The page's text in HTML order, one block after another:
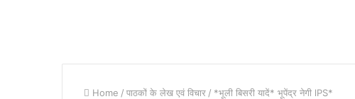
Home / पाठकों के लेख एवं विचार / *भूली बिसरी यादें* भूपेंद्र नेगी lPS*